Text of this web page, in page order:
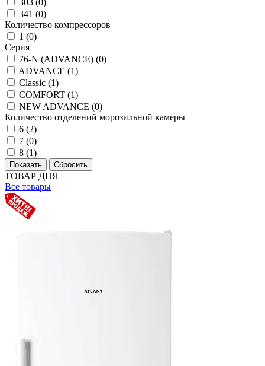
303 (0)
341 (0)
Количество компрессоров
1 (0)
Серия
76-N (ADVANCE) (0)
ADVANCE (1)
Classic (1)
COMFORT (1)
NEW ADVANCE (0)
Количество отделений морозильной камеры
6 (2)
7 (0)
8 (1)
ТОВАР ДНЯ
Все товары